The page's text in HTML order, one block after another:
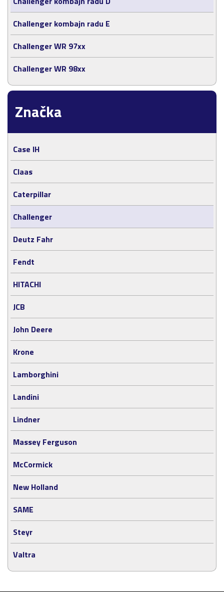
Značka
Case IH
Claas
Caterpillar
Challenger
Deutz Fahr
Fendt
HITACHI
JCB
John Deere
Krone
Lamborghini
Landini
Lindner
Massey Ferguson
McCormick
New Holland
SAME
Steyr
Valtra
Challenger kombajn radu E
Challenger WR 97xx
Challenger WR 98xx